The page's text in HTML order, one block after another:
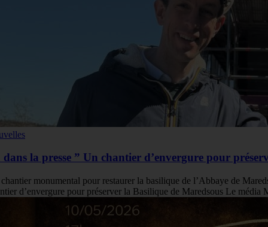
dans la presse ” Un chantier d’envergure pour
monumental pour restaurer la basilique de l’Abbaye de
d’envergure pour préserver la Basilique de Maredsous Le